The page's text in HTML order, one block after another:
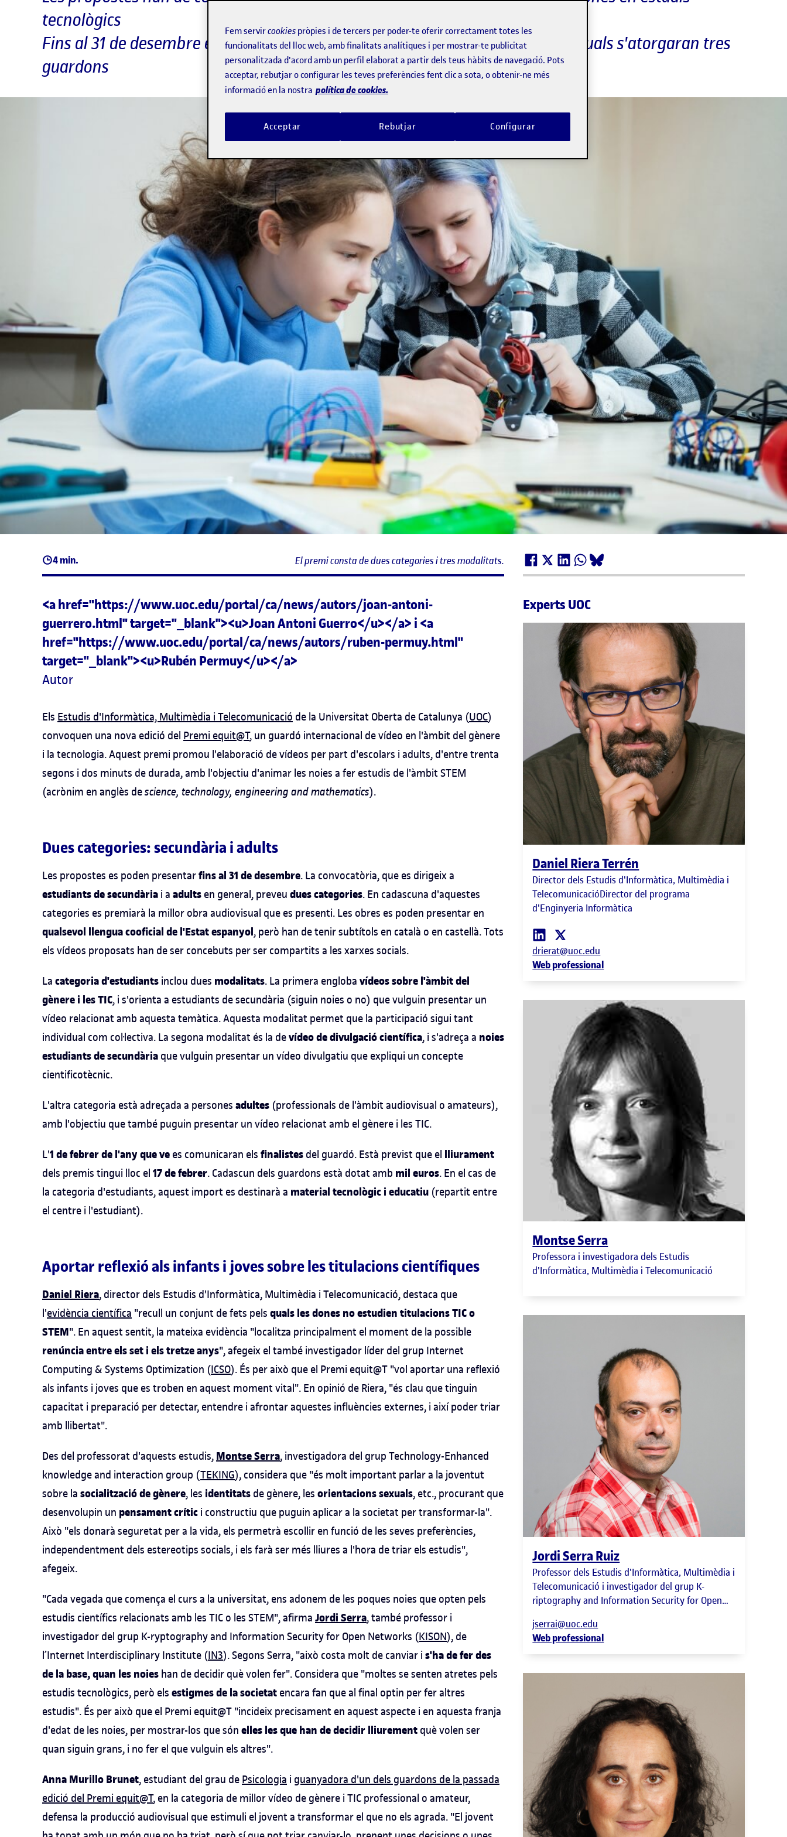
tecnològics
Fins al 31 de desembre es poden presentar propostes al certamen, entre les quals s'atorgaran tres
guardons
4 min. El premi consta de dues categories i tres modalitats.
<a href="https://www.uoc.edu/portal/ca/news/autors/joan-antoni-
guerrero.html" target="_blank"><u>Joan Antoni Guerro</u></a> i <a
href="https://www.uoc.edu/portal/ca/news/autors/ruben-permuy.html"
target="_blank"><u>Rubén Permuy</u></a>
Autor
Els Estudis d'Informàtica, Multimèdia i Telecomunicació de la Universitat Oberta de Catalunya (UOC)
convoquen una nova edició del Premi equit@T, un guardó internacional de vídeo en l'àmbit del gènere
i la tecnologia. Aquest premi promou l'elaboració de vídeos per part d'escolars i adults, d'entre trenta
segons i dos minuts de durada, amb l'objectiu d'animar les noies a fer estudis de l'àmbit STEM
(acrònim en anglès descience, technology, engineering and mathematics).
Dues categories: secundària i adults
Les propostes es poden presentarfins al 31 de desembre. La convocatòria, que es dirigeix a
estudiants de secundària i a adults en general, preveu dues categories. En cadascuna d'aquestes
categories es premiarà la millor obra audiovisual que es presenti. Les obres es poden presentar en
qualsevol llengua cooficial de l'Estat espanyol, però han de tenir subtítols en català o en castellà. Tots
els vídeos proposats han de ser concebuts per ser compartits a les xarxes socials.
La categoria d'estudiants inclou dues modalitats. La primera engloba vídeos sobre l'àmbit del
gènere i les TIC, i s'orienta a estudiants de secundària (siguin noies o no) que vulguin presentar un
vídeo relacionat amb aquesta temàtica. Aquesta modalitat permet que la participació sigui tant
individual com col·lectiva. La segona modalitat és la devídeo de divulgació científica, i s'adreça a noies
estudiants de secundària que vulguin presentar un vídeo divulgatiu que expliqui un concepte
cientificotècnic.
L'altra categoria està adreçada a persones adultes (professionals de l'àmbit audiovisual o amateurs),
amb l'objectiu que també puguin presentar un vídeo relacionat amb el gènere i les TIC.
L'1 de febrer de l'any que ve es comunicaran els finalistes del guardó. Està previst que el lliurament
dels premis tingui lloc el 17 de febrer. Cadascun dels guardons està dotat amb mil euros. En el cas de
la categoria d'estudiants, aquest import es destinarà a material tecnològic i educatiu (repartit entre
el centre i l'estudiant).
Aportar reflexió als infants i joves sobre les titulacions científiques
Daniel Riera, director dels Estudis d'Informàtica, Multimèdia i Telecomunicació, destaca que
l'evidència científica "recull un conjunt de fets pels quals les dones no estudien titulacions TIC o
STEM". En aquest sentit, la mateixa evidència "localitza principalment el moment de la possible
renúncia entre els set i els tretze anys", afegeix el també investigador líder del grup Internet
Computing & Systems Optimization (ICSO). És per això que el Premi equit@T "vol aportar una reflexió
als infants i joves que es troben en aquest moment vital". En opinió de Riera, "és clau que tinguin
capacitat i preparació per detectar, entendre i afrontar aquestes influències externes, i així poder triar
amb llibertat".
Des del professorat d'aquests estudis,Montse Serra, investigadora del grup Technology-Enhanced
knowledge and interaction group (TEKING), considera que "és molt important parlar a la joventut
sobre la socialització de gènere, les identitats de gènere, les orientacionssexuals, etc., procurant que
desenvolupin un pensament crític i constructiu que puguin aplicar a la societat per transformar-la".
Això "els donarà seguretat per a la vida, els permetrà escollir en funció de les seves preferències,
independentment dels estereotips socials, i els farà ser més lliures a l'hora de triar els estudis",
afegeix.
"Cada vegada que comença el curs a la universitat, ens adonem de les poques noies que opten pels
estudis científics relacionats amb les TIC o les STEM", afirma Jordi Serra, també professor i
investigador del grup K-ryptography and Information Security for Open Networks (KISON), de
l’Internet Interdisciplinary Institute (IN3). Segons Serra, "això costa molt de canviar i s'ha de fer des
de la base, quan les noies han de decidir què volen fer". Considera que "moltes se senten atretes pels
estudis tecnològics, però els estigmes de la societat encara fan que al final optin per fer altres
estudis". És per això que el Premi equit@T "incideix precisament en aquest aspecte i en aquesta franja
d'edat de les noies, per mostrar-los que són elles les que han de decidir lliurement què volen ser
quan siguin grans, i no fer el que vulguin els altres".
Anna Murillo Brunet, estudiant del grau de Psicologia i guanyadora d'un dels guardons de la passada
edició del Premi equit@T, en la categoria de millor vídeo de gènere i TIC professional o amateur,
defensa la producció audiovisual que estimuli el jovent a transformar el que no els agrada. "El jovent
Experts UOC
Daniel Riera Terrén
Director dels Estudis d'Informàtica, Multimèdia i
TelecomunicacióDirector del programa
d'Enginyeria Informàtica
drierat@uoc.edu
Web professional
Montse Serra
Professora i investigadora dels Estudis
d'Informàtica, Multimèdia i Telecomunicació
Jordi Serra Ruiz
Professor dels Estudis d'Informàtica, Multimèdia i
Telecomunicació i investigador del grup K-
riptography and Information Security for Open
Institute (IN3)
jserrai@uoc.edu
Web professional
Fem servircookies pròpies i de tercers per poder-te oferir correctament totes les
funcionalitats del lloc web, amb finalitats analítiques i per mostrar-te publicitat
personalitzada d'acord amb un perfil elaborat a partir dels teus hàbits de navegació. Pots
acceptar, rebutjar o configurar les teves preferències fent clic a sota, o obtenir-ne més
informació en la nostra política de cookies.
Rebutjar
Acceptar Configurar